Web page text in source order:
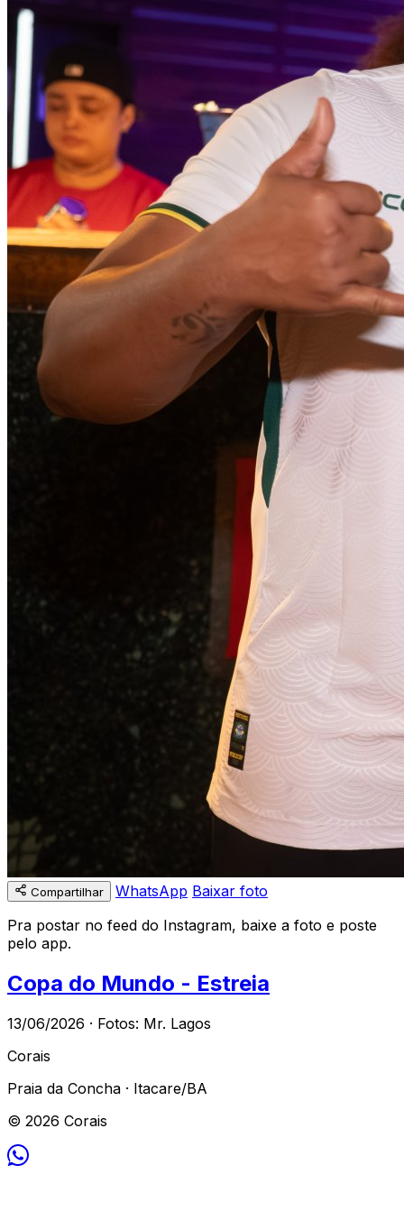
Compartilhar WhatsApp Baixar foto
Pra postar no feed do Instagram, baixe a foto e poste
pelo app.
Copa do Mundo - Estreia
13/06/2026 · Fotos: Mr. Lagos
Corais
Praia da Concha · Itacare/BA
© 2026 Corais